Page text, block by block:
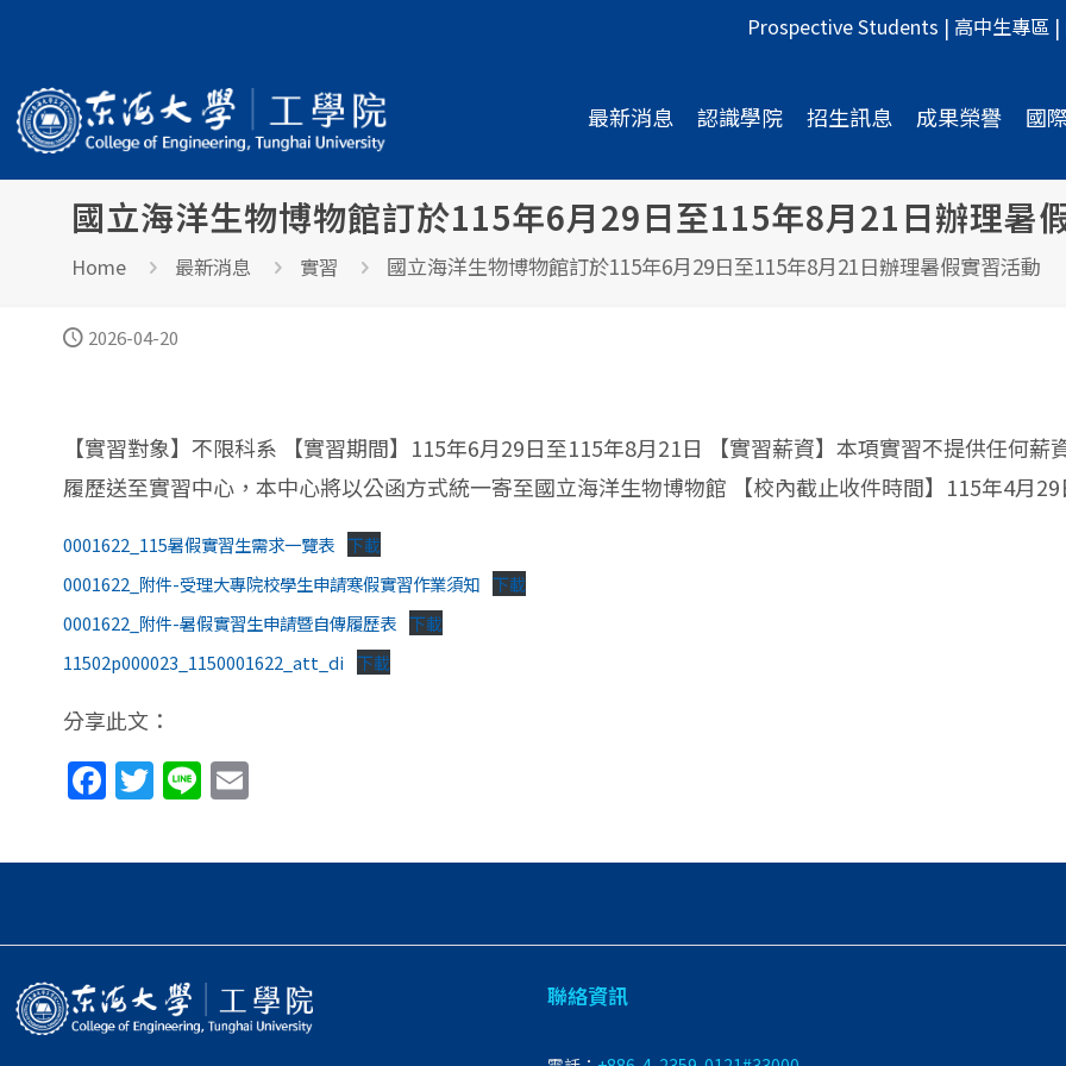
Prospective Students | 高中生專區 |
最新消息 認識學院 招生訊息 成果榮譽 國
國立海洋生物博物館訂於115年6月29日至115年8月21日辦理暑
Home 最新消息 實習 國立海洋生物博物館訂於115年6月29日至115年8月21日辦理暑假實習活動
2026-04-20
【實習對象】不限科系 【實習期間】115年6月29日至115年8月21日 【實習薪資】本項實習不提供任何
履歷送至實習中心，本中心將以公函方式統一寄至國立海洋生物博物館 【校內截止收件時間】115年4月
0001622_115暑假實習生需求一覽表 下載
0001622_附件-受理大專院校學生申請寒假實習作業須知 下載
0001622_附件-暑假實習生申請暨自傳履歷表 下載
11502p000023_1150001622_att_di 下載
分享此文：
Facebook
Twitter
Line
聯絡資訊